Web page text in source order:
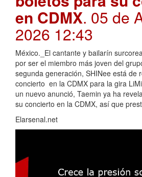
en CDMX. 05 de
2026 12:43
México._El cantante y bailarín
por ser el miembro más joven del
segunda generación, SHINee está de
concierto en la CDMX para la gira
un nuevo anunció, Taemin ya ha
su concierto en la CDMX, así que
Elarsenal.net